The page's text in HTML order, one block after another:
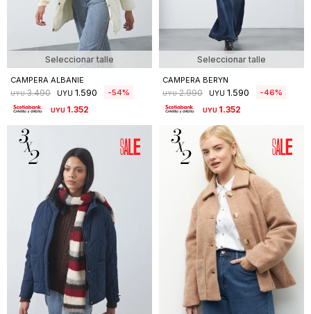
Seleccionar talle
CAMPERA ALBANIE
UYU 3.490 UYU 1.590 54
UYU 1.352
Seleccionar talle
CAMPERA BERYN
UYU 2.990 UYU 1.590 46
UYU 1.352